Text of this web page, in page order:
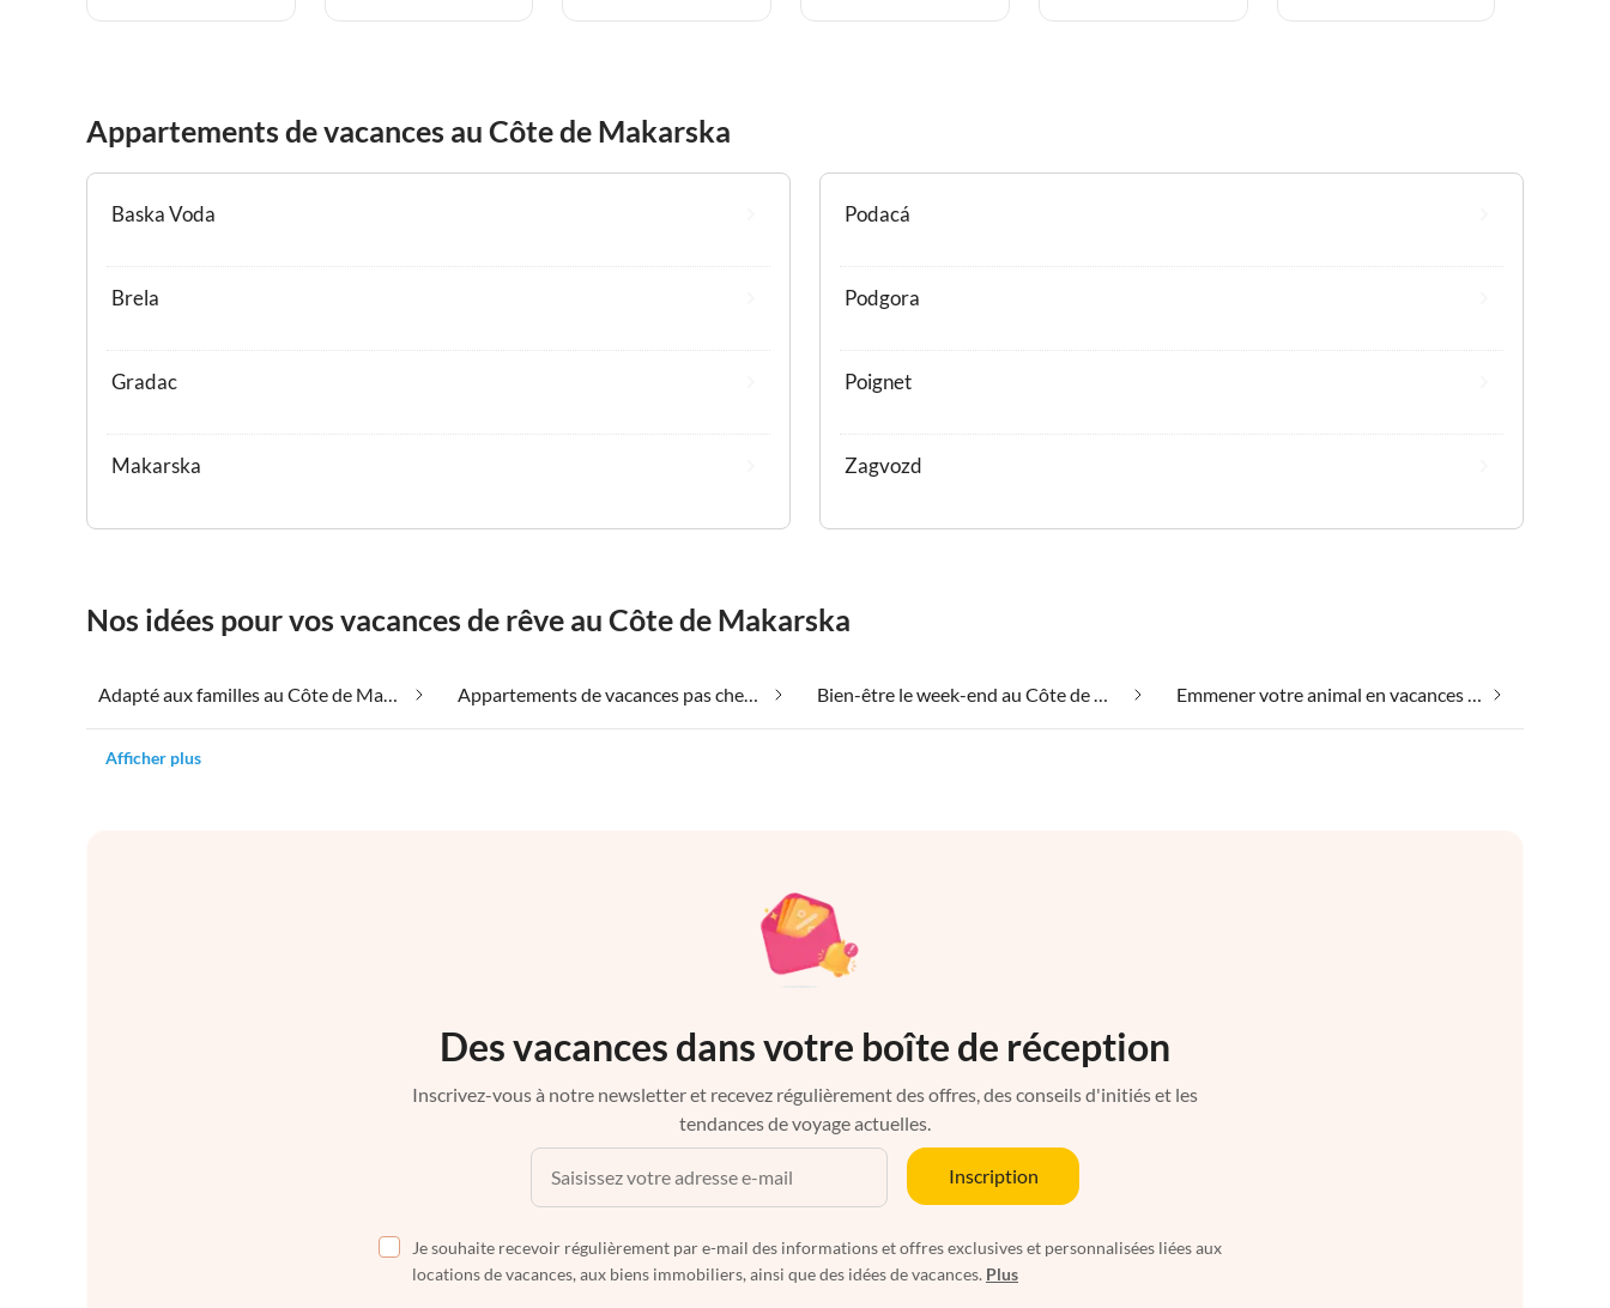
Appartements de vacances au Côte de Makarska
Baska Voda
Brela
Gradac
Makarska
Podacá
Podgora
Poignet
Zagvozd
Nos idées pour vos vacances de rêve au Côte de Makarska
Afficher plus
Des vacances dans votre boîte de réception
Inscrivez-vous à notre newsletter et recevez régulièrement des offres, des conseils d'initiés et les
tendances de voyage actuelles.
Inscription
Je souhaite recevoir régulièrement par e-mail des informations et offres exclusives et personnalisées liées aux
locations de vacances, aux biens immobiliers, ainsi que des idées de vacances. Plus